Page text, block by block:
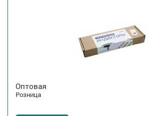
Оптовая
Розница